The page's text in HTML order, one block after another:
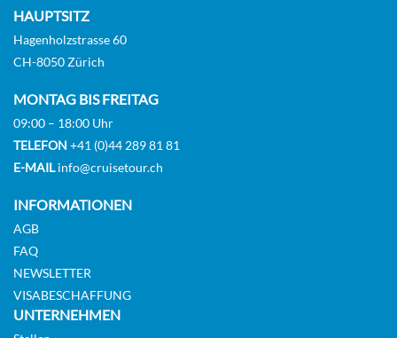
HAUPTSITZ
Hagenholzstrasse 60
CH-8050 Zürich
MONTAG BIS FREITAG
09:00 – 18:00 Uhr
TELEFON +41 (0)44 289 81 81
E-MAILinfo@cruisetour.ch
INFORMATIONEN
AGB
FAQ
NEWSLETTER
VISABESCHAFFUNG
UNTERNEHMEN